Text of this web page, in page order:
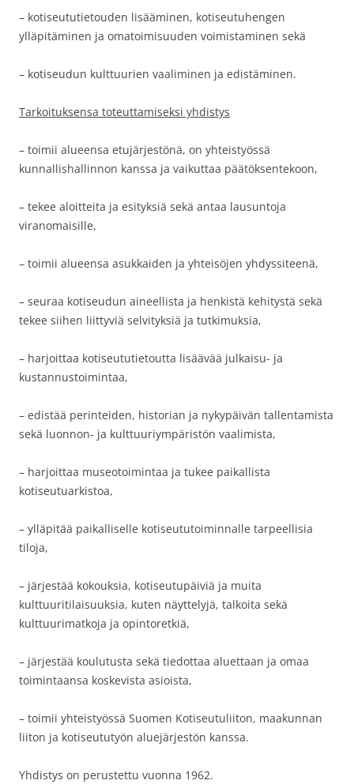
– kotiseututietouden lisääminen, kotiseutuhengen
ylläpitäminen ja omatoimisuuden voimistaminen sekä
– kotiseudun kulttuurien vaaliminen ja edistäminen.
Tarkoituksensa toteuttamiseksi yhdistys
– toimii alueensa etujärjestönä, on yhteistyössä
kunnallishallinnon kanssa ja vaikuttaa päätöksentekoon,
– tekee aloitteita ja esityksiä sekä antaa lausuntoja
viranomaisille,
– toimii alueensa asukkaiden ja yhteisöjen yhdyssiteenä,
– seuraa kotiseudun aineellista ja henkistä kehitystä sekä
tekee siihen liittyviä selvityksiä ja tutkimuksia,
– harjoittaa kotiseututietoutta lisäävää julkaisu- ja
kustannustoimintaa,
– edistää perinteiden, historian ja nykypäivän tallentamista
sekä luonnon- ja kulttuuriympäristön vaalimista,
– harjoittaa museotoimintaa ja tukee paikallista
kotiseutuarkistoa,
– ylläpitää paikalliselle kotiseututoiminnalle tarpeellisia
tiloja,
– järjestää kokouksia, kotiseutupäiviä ja muita
kulttuuritilaisuuksia, kuten näyttelyjä, talkoita sekä
kulttuurimatkoja ja opintoretkiä,
– järjestää koulutusta sekä tiedottaa aluettaan ja omaa
toimintaansa koskevista asioista,
– toimii yhteistyössä Suomen Kotiseutuliiton, maakunnan
liiton ja kotiseututyön aluejärjestön kanssa.
Yhdistys on perustettu vuonna 1962.